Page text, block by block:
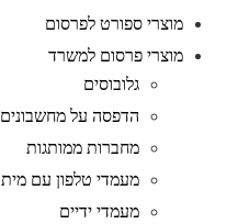
מוצרי ספורט לפרסום
מוצרי פרסום למשרד
גלובוסים
הדפסה על מחשבונים
מחברות ממותגות
מעמדי טלפון עם מיתוג
מעמדי ידיים